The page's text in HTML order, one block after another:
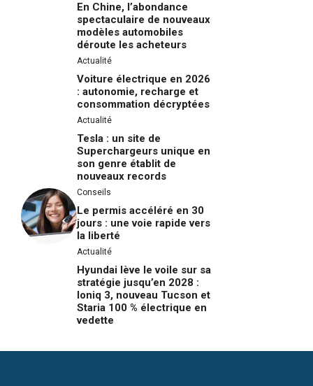
En Chine, l’abondance
spectaculaire de nouveaux
modèles automobiles
déroute les acheteurs
Actualité
Voiture électrique en 2026
: autonomie, recharge et
consommation décryptées
Actualité
Tesla : un site de
Superchargeurs unique en
son genre établit de
nouveaux records
Conseils
Le permis accéléré en 30
jours : une voie rapide vers
la liberté
Actualité
Hyundai lève le voile sur sa
stratégie jusqu’en 2028 :
Ioniq 3, nouveau Tucson et
Staria 100 % électrique en
vedette